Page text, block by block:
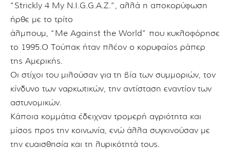
“Strickly 4 My N.I.G.G.A.Z.”, αλλά η αποκορύφωση
ήρθε με το τρίτο
άλμπουμ, “Me Against the World” που κυκλοφόρησε
το 1995. Ο Τούπακ ήταν πλέον ο κορυφαίος ράπερ
της Αμερικής.
Οι στίχοι του μιλούσαν για τη βία των συμμοριών, τον
κίνδυνο των ναρκωτικών, την αντίσταση εναντίον των
αστυνομικών.
Κάποια κομμάτια έδειχναν τρομερή αγριότητα και
μίσος προς την κοινωνία, ενώ άλλα συγκινούσαν με
την ευαισθησία και τη λυρικότητά τους.